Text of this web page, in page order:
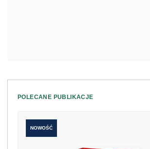
POLECANE PUBLIKACJE
NOWOŚĆ